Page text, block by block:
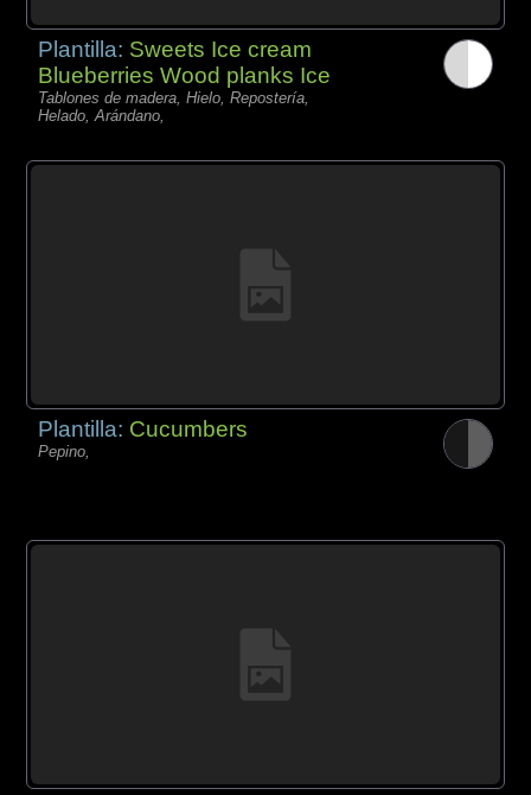
Plantilla: Sweets Ice cream
Blueberries Wood planks Ice
Tablones de madera, Hielo, Repostería,
Helado, Arándano,
Plantilla: Cucumbers
Pepino,